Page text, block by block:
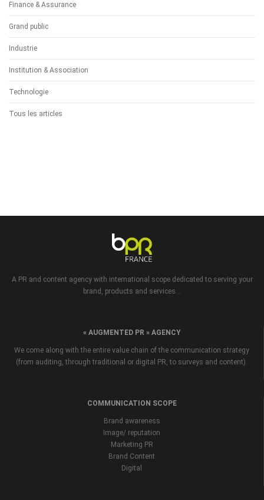
Finance & Assurance
Grand public
Industrie
Institution & Association
Technologie
Tous les articles
A PR and content agency with international scope dedicated to serving your
brand, products and services...
« AUGMENTED PR » AGENCY
We come along with the entire value chain of the communication strategy
(from auditing, through traditional or digital PR, to surveys and content).
COMMUNICATION SCOPE
Brand awareness
Image/ reputation
Marketing PR
Brand Content
Digital